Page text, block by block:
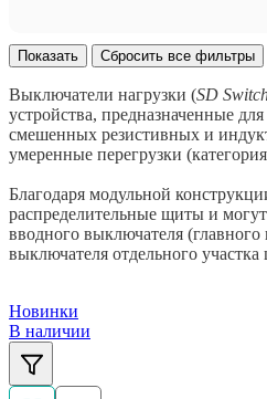
Новинки
В наличии
Выключатели нагрузки (SD
устройства, предназначенные
смешенных резистивных и
умеренные перегрузки
Благодаря модульной
распределительные щиты и могут
вводного выключателя
выключателя отдельного участка